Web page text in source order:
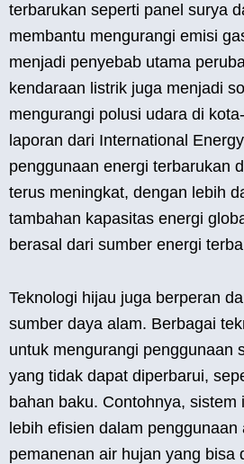
terbarukan seperti panel surya
membantu mengurangi emisi
menjadi penyebab utama
kendaraan listrik juga menjadi
mengurangi polusi udara di
laporan dari International
penggunaan energi terbarukan
terus meningkat, dengan lebih
tambahan kapasitas energi
berasal dari sumber energi
Teknologi hijau juga berperan
sumber daya alam. Berbagai
untuk mengurangi penggunaan
yang tidak dapat diperbarui,
bahan baku. Contohnya, sistem
lebih efisien dalam
pemanenan air hujan yang bisa